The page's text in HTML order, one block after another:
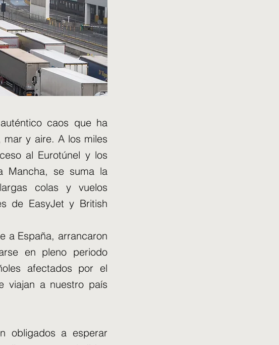
caos que ha
y aire. A los miles
al Eurotúnel y los
Mancha, se suma la
colas y vuelos
de EasyJet y British
a España, arrancaron
en pleno periodo
afectados por el
viajan a nuestro país
obligados a esperar